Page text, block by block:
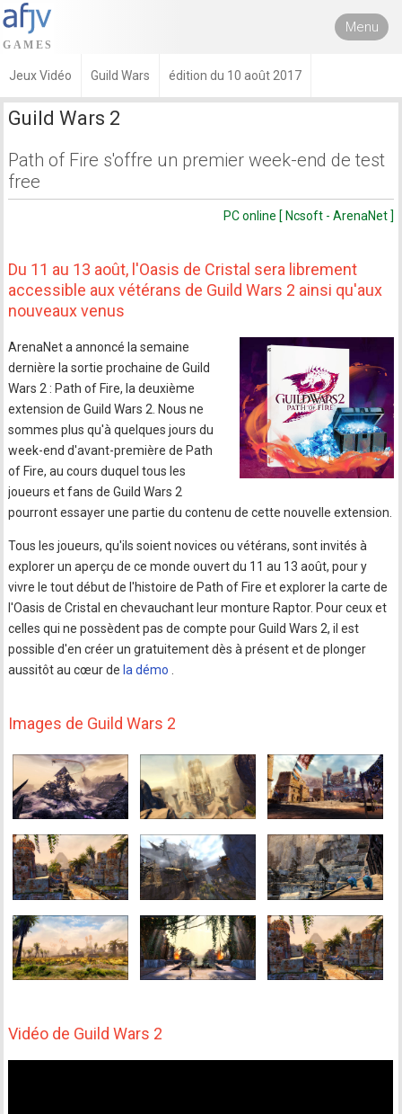
Menu
Jeux Vidéo Guild Wars édition du 10 août 2017
Guild Wars 2
Path of Fire s'offre un premier week-end de test
free
PC online [ Ncsoft - ArenaNet ]
Du 11 au 13 août, l'Oasis de Cristal sera librement
accessible aux vétérans de Guild Wars 2 ainsi qu'aux
nouveaux venus
ArenaNet a annoncé la semaine
dernière la sortie prochaine de Guild
Wars 2 : Path of Fire, la deuxième
extension de Guild Wars 2. Nous ne
sommes plus qu'à quelques jours du
week-end d'avant-première de Path
of Fire, au cours duquel tous les
joueurs et fans de Guild Wars 2
pourront essayer une partie du contenu de cette nouvelle extension.
Tous les joueurs, qu'ils soient novices ou vétérans, sont invités à
explorer un aperçu de ce monde ouvert du 11 au 13 août, pour y
vivre le tout début de l'histoire de Path of Fire et explorer la carte de
l'Oasis de Cristal en chevauchant leur monture Raptor. Pour ceux et
celles qui ne possèdent pas de compte pour Guild Wars 2, il est
possible d'en créer un gratuitement dès à présent et de plonger
aussitôt au cœur de la démo
Images de Guild Wars 2
Vidéo de Guild Wars 2